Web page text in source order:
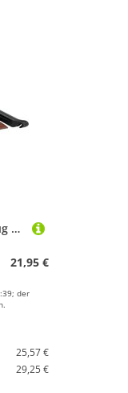
Rema Tip Top TT 06 Flickzeug Mountainbike
21,95 €
der
25,57 €
29,25 €